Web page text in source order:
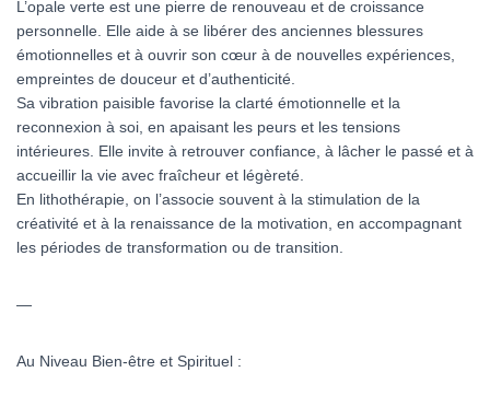
L’opale verte est une pierre de renouveau et de croissance
personnelle. Elle aide à se libérer des anciennes blessures
émotionnelles et à ouvrir son cœur à de nouvelles expériences,
empreintes de douceur et d’authenticité.
Sa vibration paisible favorise la clarté émotionnelle et la
reconnexion à soi, en apaisant les peurs et les tensions
intérieures. Elle invite à retrouver confiance, à lâcher le passé et à
accueillir la vie avec fraîcheur et légèreté.
En lithothérapie, on l’associe souvent à la stimulation de la
créativité et à la renaissance de la motivation, en accompagnant
les périodes de transformation ou de transition.
—
Au Niveau Bien-être et Spirituel :